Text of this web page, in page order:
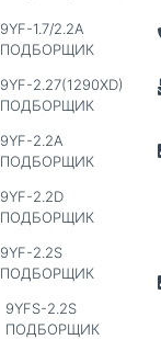
9YF-1.7/2.2A
ПОДБОРЩИК
9YF-2.27(1290XD)
ПОДБОРЩИК
9YF-2.2A
ПОДБОРЩИК
9YF-2.2D
ПОДБОРЩИК
9YF-2.2S
ПОДБОРЩИК
9YFS-2.2S
ПОДБОРЩИК